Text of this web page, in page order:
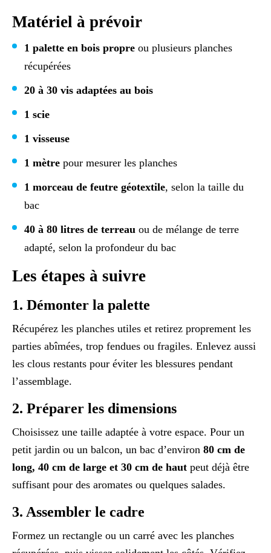
Matériel à prévoir
1 palette en bois propre ou plusieurs planches
récupérées
20 à 30 vis adaptées au bois
1 scie
1 visseuse
1 mètre pour mesurer les planches
1 morceau de feutre géotextile, selon la taille du
bac
40 à 80 litres de terreau ou de mélange de terre
adapté, selon la profondeur du bac
Les étapes à suivre
1. Démonter la palette
Récupérez les planches utiles et retirez proprement les
parties abîmées, trop fendues ou fragiles. Enlevez aussi
les clous restants pour éviter les blessures pendant
l’assemblage.
2. Préparer les dimensions
Choisissez une taille adaptée à votre espace. Pour un
petit jardin ou un balcon, un bac d’environ 80 cm de
long, 40 cm de large et 30 cm de haut peut déjà être
suffisant pour des aromates ou quelques salades.
3. Assembler le cadre
Formez un rectangle ou un carré avec les planches